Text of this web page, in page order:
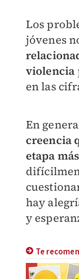
Los
jóvenes
violencia
en las
En
creencia
etapa
hay
y
Te